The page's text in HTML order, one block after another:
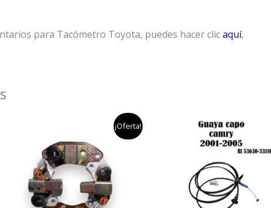
para Tacómetro Toyota, puedes hacer clicaquí.
¡Oferta!
original
era:
$100,000.
el
precio
actual
$50,000.